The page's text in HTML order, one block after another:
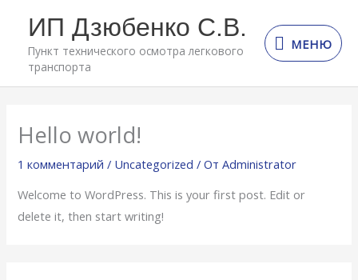
содержимому
ИП Дзюбенко С.В.
Пункт технического осмотра легкового
транспорта
МЕНЮ
МЕНЮ
Hello world!
1 комментарий / Uncategorized / ОтAdministrator
Welcome to WordPress. This is your first post. Edit or
delete it, then start writing!